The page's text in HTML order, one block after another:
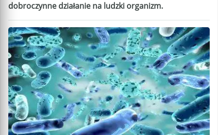
dobroczynne działanie na ludzki organizm.